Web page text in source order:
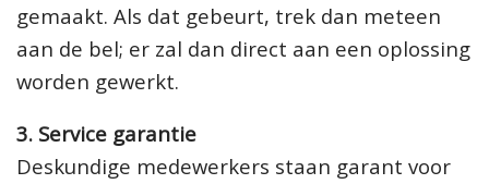
gemaakt. Als dat gebeurt, trek dan meteen
aan de bel; er zal dan direct aan een oplossing
worden gewerkt.
3. Service garantie
Deskundige medewerkers staan garant voor